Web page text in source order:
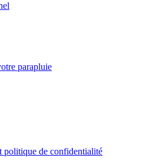
parapluie
politique de confidentialité